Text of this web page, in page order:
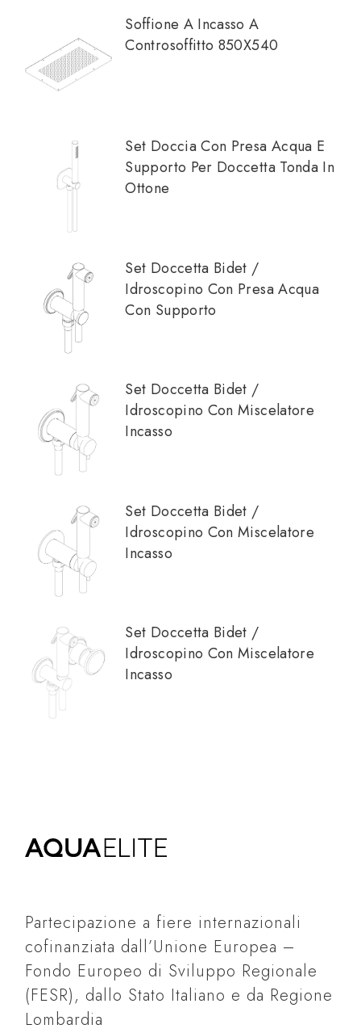
Soffione A Incasso A
Controsoffitto 850X540
Set Doccia Con Presa Acqua E
Supporto Per Doccetta Tonda In
Ottone
Set Doccetta Bidet /
Idroscopino Con Presa Acqua
Con Supporto
Set Doccetta Bidet /
Idroscopino Con Miscelatore
Incasso
Set Doccetta Bidet /
Idroscopino Con Miscelatore
Incasso
Set Doccetta Bidet /
Idroscopino Con Miscelatore
Incasso
Partecipazione a fiere internazionali
cofinanziata dall’Unione Europea –
Fondo Europeo di Sviluppo Regionale
(FESR), dallo Stato Italiano e da Regione
Lombardia